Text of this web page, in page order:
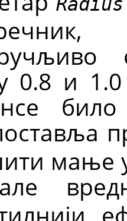
0.8 и
мање